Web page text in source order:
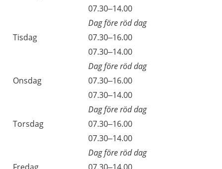
07.30–14.00
Dag före röd dag
Tisdag
07.30–16.00
07.30–14.00
Dag före röd dag
Onsdag
07.30–16.00
07.30–14.00
Dag före röd dag
Torsdag
07.30–16.00
07.30–14.00
Dag före röd dag